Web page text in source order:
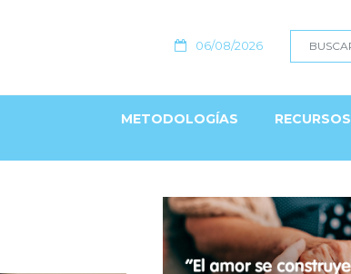
06/08/2026
METODOLOGÍAS RECURSOS